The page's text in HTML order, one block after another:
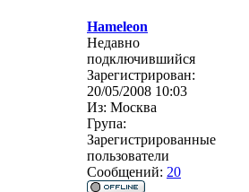
Hameleon
Недавно
подключившийся
Зарегистрирован:
20/05/2008 10:03
Из: Москва
Група:
Зарегистрированные
пользователи
Сообщений: 20